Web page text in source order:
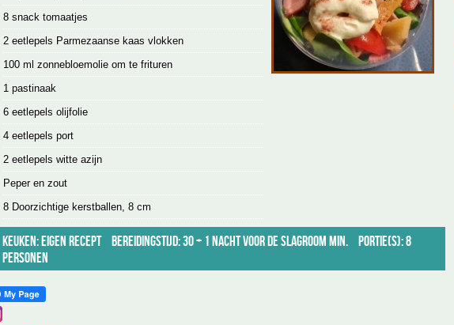
8 snack tomaatjes
2 eetlepels Parmezaanse kaas vlokken
100 ml zonnebloemolie om te frituren
1 pastinaak
6 eetlepels olijfolie
4 eetlepels port
2 eetlepels witte azijn
Peper en zout
8 Doorzichtige kerstballen, 8 cm
Keuken: Eigen recept Bereidingstijd: 30 + 1 nacht voor de slagroom min.
Portie(s): 8
personen